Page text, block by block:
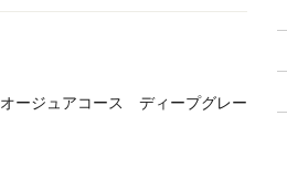
オージュアコース ディープグレー